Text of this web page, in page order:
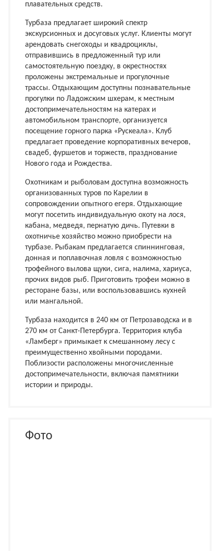
плавательных средств.
Турбаза предлагает широкий спектр
экскурсионных и досуговых услуг. Клиенты могут
арендовать снегоходы и квадроциклы,
отправившись в предложенный тур или
самостоятельную поездку, в окрестностях
проложены экстремальные и прогулочные
трассы. Отдыхающим доступны познавательные
прогулки по Ладожским шхерам, к местным
достопримечательностям на катерах и
автомобильном транспорте, организуется
посещение горного парка «Рускеала». Клуб
предлагает проведение корпоративных вечеров,
свадеб, фуршетов и торжеств, празднование
Нового года и Рождества.
Охотникам и рыболовам доступна возможность
организованных туров по Карелии в
сопровождении опытного егеря. Отдыхающие
могут посетить индивидуальную охоту на лося,
кабана, медведя, пернатую дичь. Путевки в
охотничье хозяйство можно приобрести на
турбазе. Рыбакам предлагается спиннинговая,
донная и поплавочная ловля с возможностью
трофейного вылова щуки, сига, налима, хариуса,
прочих видов рыб. Приготовить трофеи можно в
ресторане базы, или воспользовавшись кухней
или мангальной.
Турбаза находится в 240 км от Петрозаводска и в
270 км от Санкт-Петербурга. Территория клуба
«Ламберг» примыкает к смешанному лесу с
преимущественно хвойными породами.
Поблизости расположены многочисленные
достопримечательности, включая памятники
истории и природы.
Фото